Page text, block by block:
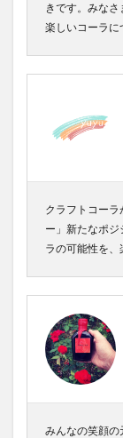
きです。みな
楽しいコーラに
クラフトコー
ー」新たなポ
ラの可能性を
みんなの笑顔の